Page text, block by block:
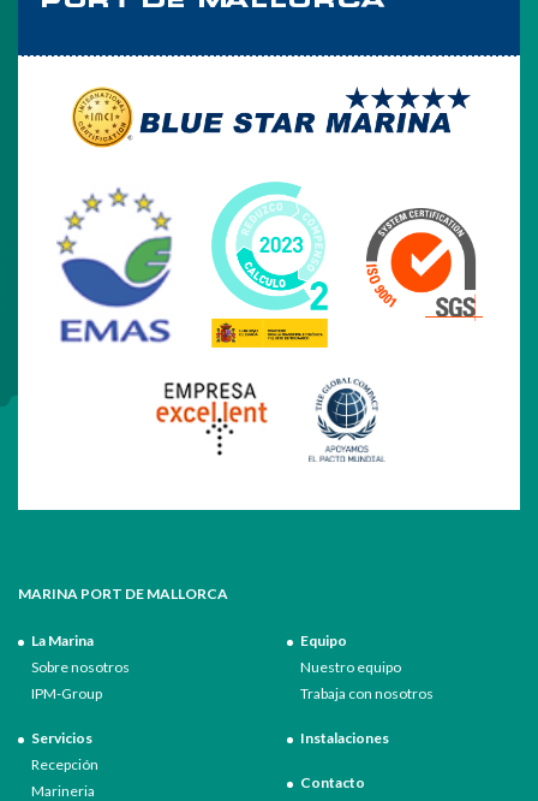
MARINA PORT DE MALLORCA
La Marina
Sobre nosotros
IPM-Group
Servicios
Recepción
Marineria
Equipo
Nuestro equipo
Trabaja con nosotros
Instalaciones
Contacto